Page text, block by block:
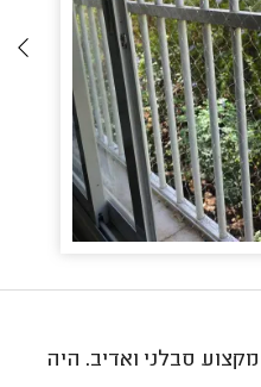
סבלני ואדיב. היה